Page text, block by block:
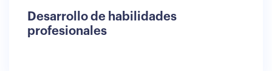
Desarrollo de habilidades
profesionales